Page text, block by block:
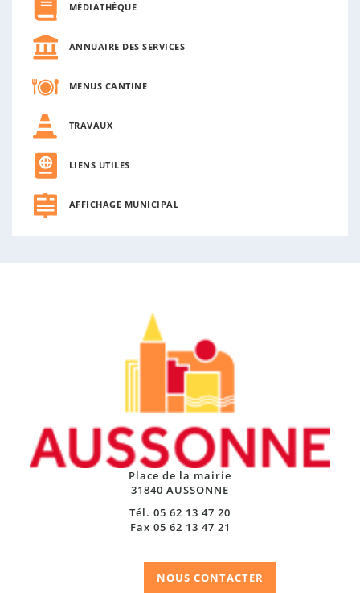
MÉDIATHÈQUE
ANNUAIRE DES SERVICES
MENUS CANTINE
TRAVAUX
LIENS UTILES
AFFICHAGE MUNICIPAL
Place de la mairie
31840 AUSSONNE
Tél. 05 62 13 47 20
Fax 05 62 13 47 21
NOUS CONTACTER